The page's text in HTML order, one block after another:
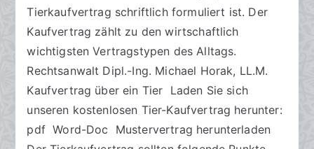
a
m
u
l
i
Tierkaufvertrag schriftlich formuliert ist. Der
Kaufvertrag zählt zu den wirtschaftlich
wichtigsten Vertragstypen des Alltags.
Rechtsanwalt Dipl.-Ing. Michael Horak, LL.M.
Kaufvertrag über ein Tier Laden Sie sich
unseren kostenlosen Tier-Kaufvertrag herunter:
pdf Word-Doc Mustervertrag herunterladen